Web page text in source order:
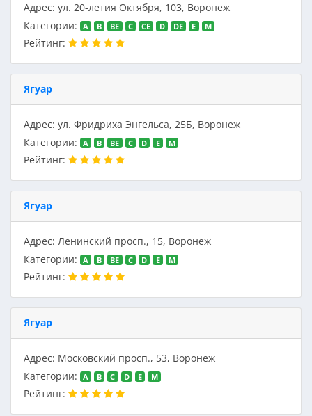
Адрес: ул. 20-летия Октября, 103, Воронеж
Категории:
A B BE C CE D DE E M
Рейтинг:
Ягуар
Адрес: ул. Фридриха Энгельса, 25Б, Воронеж
Категории:
A B BE C D E M
Рейтинг:
Ягуар
Адрес: Ленинский просп., 15, Воронеж
Категории:
A B BE C D E M
Рейтинг:
Ягуар
Адрес: Московский просп., 53, Воронеж
Категории:
A B C D E M
Рейтинг: